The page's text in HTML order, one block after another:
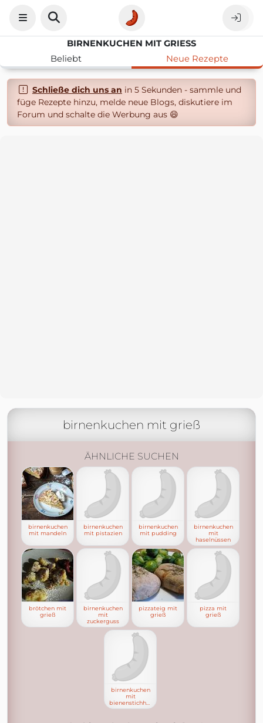
BIRNENKUCHEN MIT GRIESS
Beliebt
Neue Rezepte
Schließe dich uns an in 5 Sekunden - sammle und
füge Rezepte hinzu, melde neue Blogs, diskutiere im
Forum und schalte die Werbung aus 😄
birnenkuchen mit grieß
ÄHNLICHE SUCHEN
birnenkuchen
mit mandeln
birnenkuchen
mit pistazien
birnenkuchen
mit pudding
birnenkuchen
mit
haselnüssen
brötchen mit
grieß
birnenkuchen
mit
zuckerguss
pizzateig mit
grieß
pizza mit
grieß
birnenkuchen
mit